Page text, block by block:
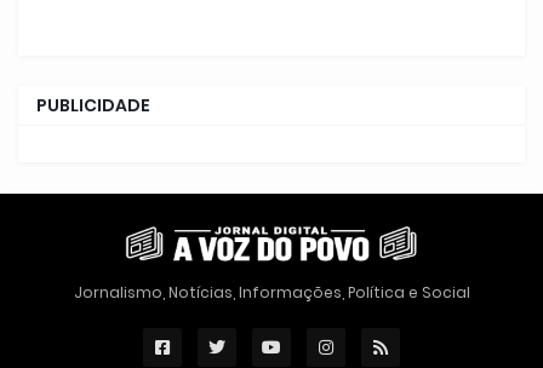
PUBLICIDADE
Jornalismo, Notícias, Informações, Política e Social